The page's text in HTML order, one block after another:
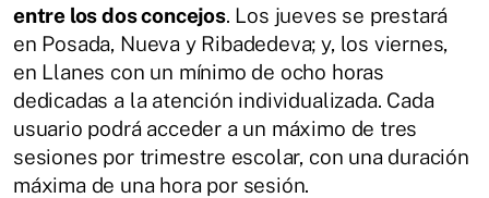
entre los dos concejos. Los jueves se prestará
en Posada, Nueva y Ribadedeva; y, los viernes,
en Llanes con un mínimo de ocho horas
dedicadas a la atención individualizada. Cada
usuario podrá acceder a un máximo de tres
sesiones por trimestre escolar, con una duración
máxima de una hora por sesión.